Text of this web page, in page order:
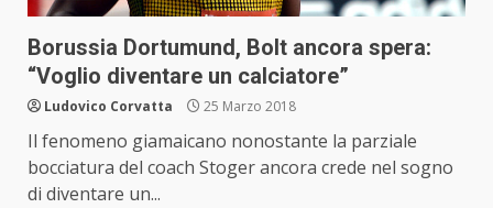
Borussia Dortumund, Bolt ancora spera:
“Voglio diventare un calciatore”
Ludovico Corvatta 25 Marzo 2018
Il fenomeno giamaicano nonostante la parziale
bocciatura del coach Stoger ancora crede nel sogno
di diventare un...